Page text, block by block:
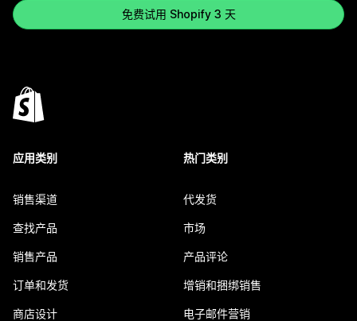
免费试用 Shopify 3 天
应用类别
销售渠道
查找产品
销售产品
订单和发货
商店设计
热门类别
代发货
市场
产品评论
增销和捆绑销售
电子邮件营销